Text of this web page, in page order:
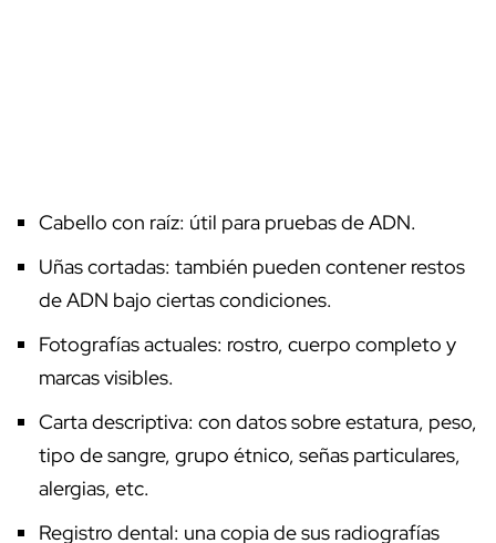
Cabello con raíz: útil para pruebas de ADN.
Uñas cortadas: también pueden contener restos
de ADN bajo ciertas condiciones.
Fotografías actuales: rostro, cuerpo completo y
marcas visibles.
Carta descriptiva: con datos sobre estatura, peso,
tipo de sangre, grupo étnico, señas particulares,
alergias, etc.
Registro dental: una copia de sus radiografías